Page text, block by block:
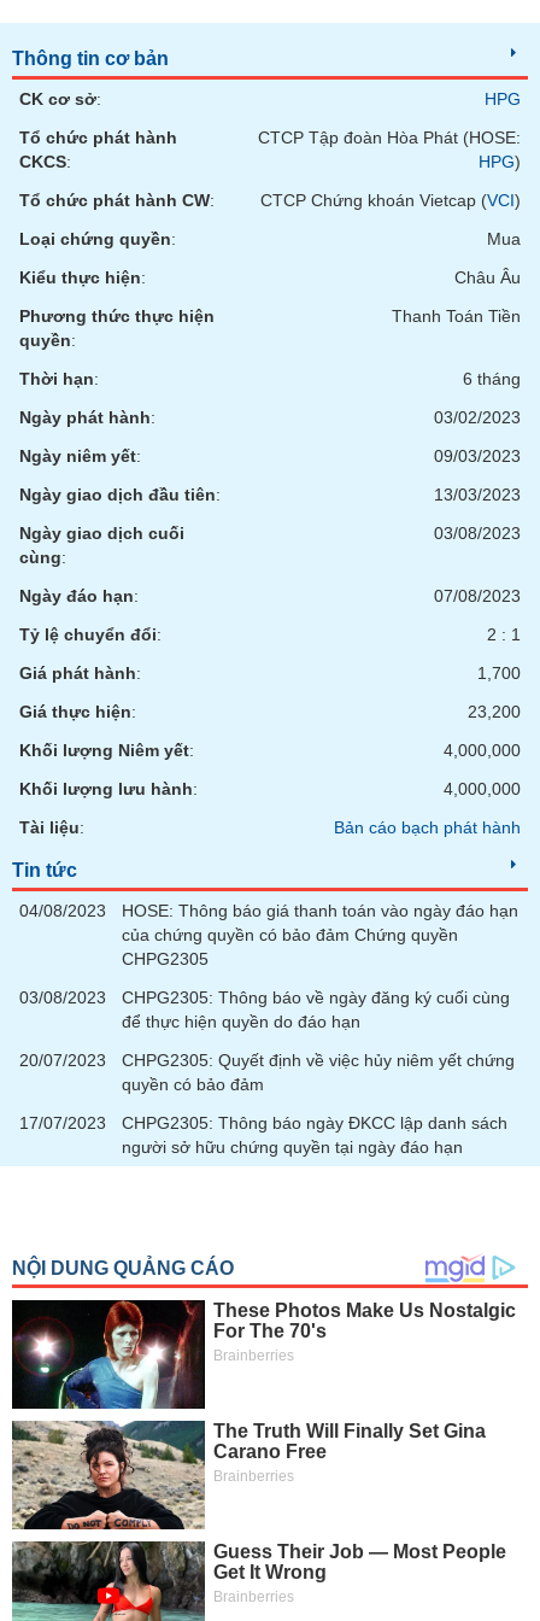
Thông tin cơ bản
CK cơ sở:
HPG
Tổ chức phát hành
CKCS:
CTCP Tập đoàn Hòa Phát (HOSE:
HPG)
Tổ chức phát hành CW: CTCP Chứng khoán Vietcap (VCI)
Loại chứng quyền:
Mua
Kiểu thực hiện:
Châu Âu
Phương thức thực hiện
quyền:
Thanh Toán Tiền
Thời hạn:
6 tháng
Ngày phát hành:
03/02/2023
Ngày niêm yết:
09/03/2023
Ngày giao dịch đầu tiên:
13/03/2023
Ngày giao dịch cuối
cùng:
03/08/2023
Ngày đáo hạn:
07/08/2023
Tỷ lệ chuyển đổi:
2 : 1
Giá phát hành:
1,700
Giá thực hiện:
23,200
Khối lượng Niêm yết:
4,000,000
Khối lượng lưu hành:
4,000,000
Tài liệu: Bản cáo bạch phát hành
Tin tức
04/08/2023
HOSE: Thông báo giá thanh toán vào ngày đáo hạn
của chứng quyền có bảo đảm Chứng quyền
CHPG2305
03/08/2023
CHPG2305: Thông báo về ngày đăng ký cuối cùng
để thực hiện quyền do đáo hạn
20/07/2023
CHPG2305: Quyết định về việc hủy niêm yết chứng
quyền có bảo đảm
17/07/2023
CHPG2305: Thông báo ngày ĐKCC lập danh sách
người sở hữu chứng quyền tại ngày đáo hạn
KHỎE
CHÍNH
CÔNG
NGHỆ
THÔNG
DỊCH
VỤ
THÔNG
TIỆN
ÍCH
BẤT
ĐỘNG
SẢN
chứng
Cổ phiếu Chỉ số
đạo
Tin
tức
(-)
Bài
viết
của
tác
giả
(-)
Báo
cáo